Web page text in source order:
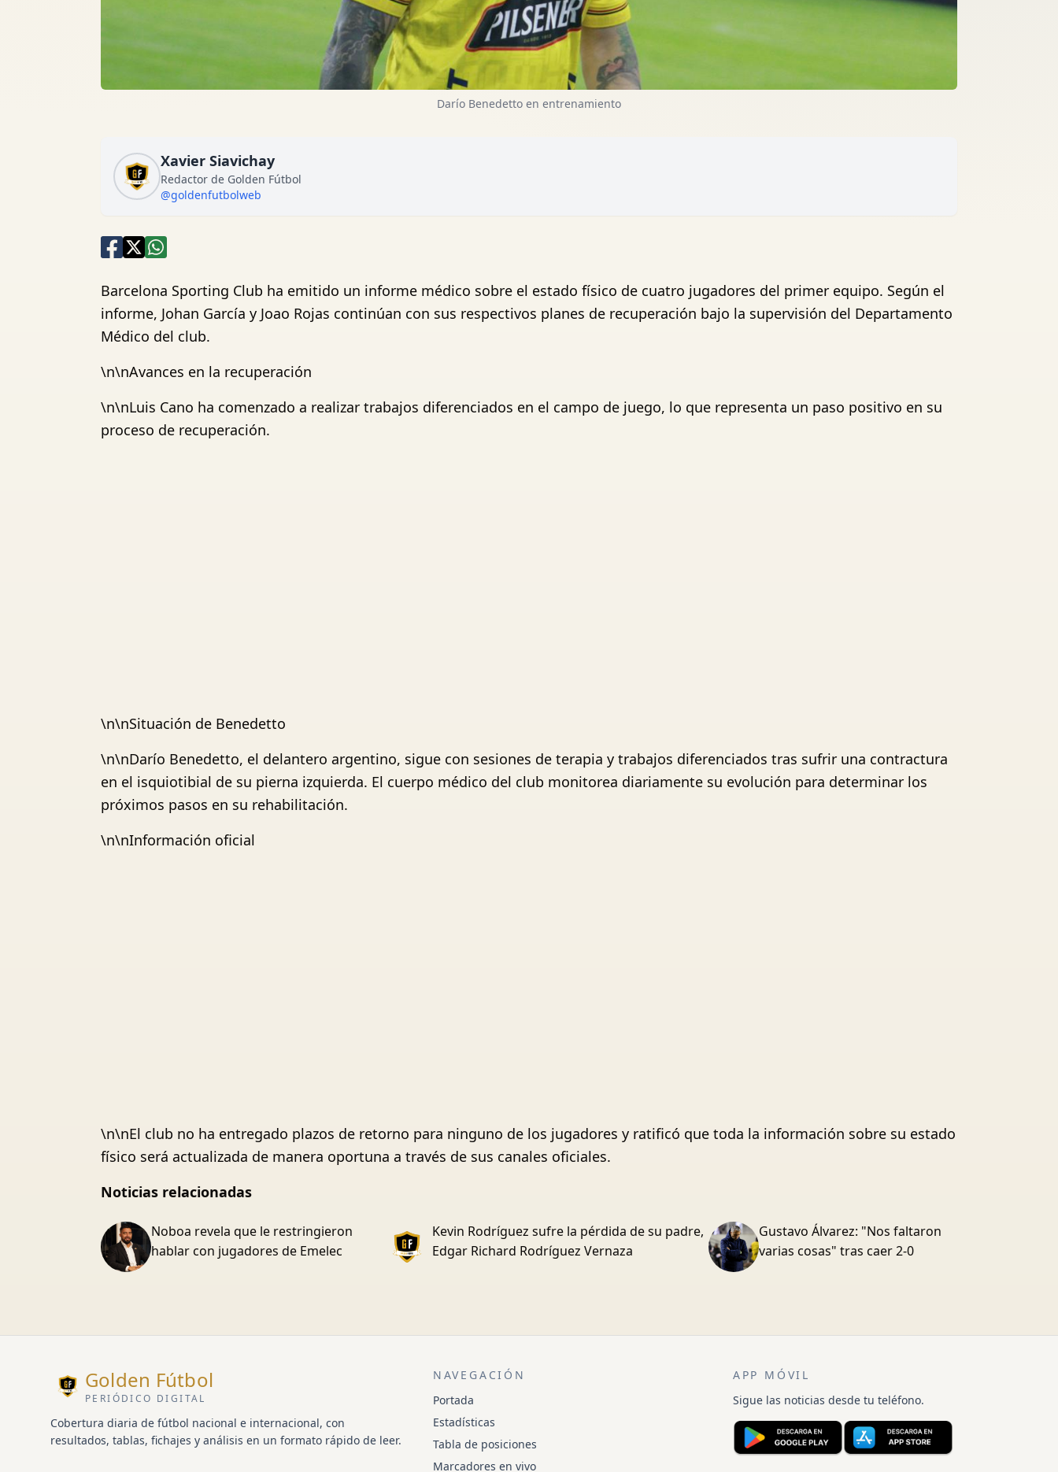
Darío Benedetto en entrenamiento
Xavier Siavichay
Redactor de Golden Fútbol
@goldenfutbolweb
Barcelona Sporting Club ha emitido un informe médico sobre el estado físico de cuatro jugadores del primer equipo. Según el
informe, Johan García y Joao Rojas continúan con sus respectivos planes de recuperación bajo la supervisión del Departamento
Médico del club.
\n\nAvances en la recuperación
\n\nLuis Cano ha comenzado a realizar trabajos diferenciados en el campo de juego, lo que representa un paso positivo en su
proceso de recuperación.
\n\nSituación de Benedetto
\n\nDarío Benedetto, el delantero argentino, sigue con sesiones de terapia y trabajos diferenciados tras sufrir una contractura
en el isquiotibial de su pierna izquierda. El cuerpo médico del club monitorea diariamente su evolución para determinar los
próximos pasos en su rehabilitación.
\n\nInformación oficial
\n\nEl club no ha entregado plazos de retorno para ninguno de los jugadores y ratificó que toda la información sobre su estado
físico será actualizada de manera oportuna a través de sus canales oficiales.
Noticias relacionadas
Noboa revela que le restringieron
hablar con jugadores de Emelec
Kevin Rodríguez sufre la pérdida de su padre,
Edgar Richard Rodríguez Vernaza
Gustavo Álvarez: "Nos faltaron
varias cosas" tras caer 2-0
Golden Fútbol
PERIÓDICO DIGITAL
Cobertura diaria de fútbol nacional e internacional, con
resultados, tablas, fichajes y análisis en un formato rápido de leer.
NAVEGACIÓN
Portada
Estadísticas
Tabla de posiciones
Marcadores en vivo
APP MÓVIL
Sigue las noticias desde tu teléfono.